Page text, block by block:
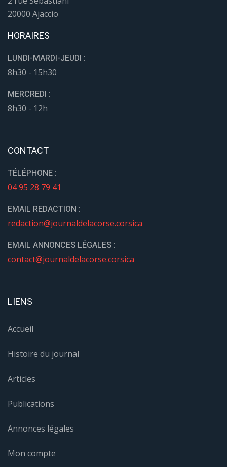
20000 Ajaccio
HORAIRES
LUNDI-MARDI-JEUDI :
8h30 - 15h30
MERCREDI :
8h30 - 12h
CONTACT
TÉLÉPHONE :
04 95 28 79 41
EMAIL REDACTION :
redaction@journaldelacorse.corsica
EMAIL ANNONCES LÉGALES :
contact@journaldelacorse.corsica
LIENS
Accueil
Histoire du journal
Articles
Publications
Annonces légales
Mon compte